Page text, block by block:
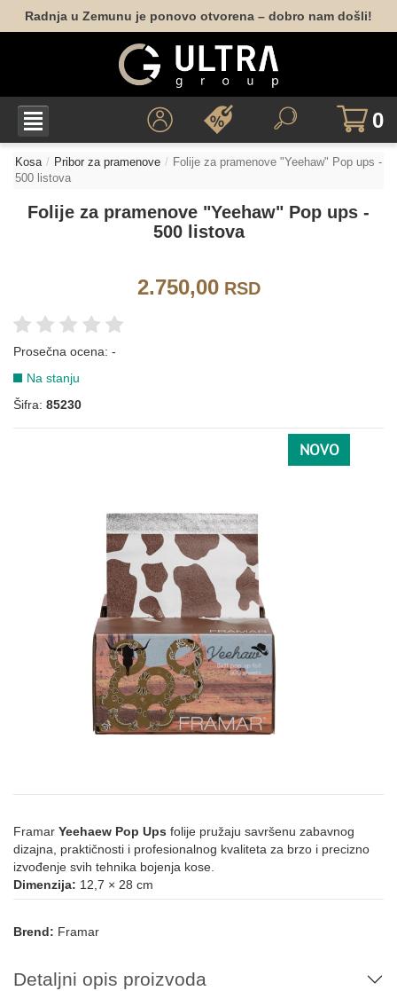
Radnja u Zemunu je ponovo otvorena – dobro nam došli!
0
Kosa Pribor za pramenove
Folije za pramenove "Yeehaw" Pop ups -
500 listova
Folije za pramenove "Yeehaw" Pop ups -
500 listova
2.750,00RSD
Prosečna ocena: -
Na stanju
Šifra: 85230
NOVO
Framar Yeehaew Pop Ups folije pružaju savršenu zabavnog
dizajna, praktičnosti i profesionalnog kvaliteta za brzo i precizno
izvođenje svih tehnika bojenja kose.
Dimenzija: 12,7 × 28 cm
Brend: Framar
Detaljni opis proizvoda